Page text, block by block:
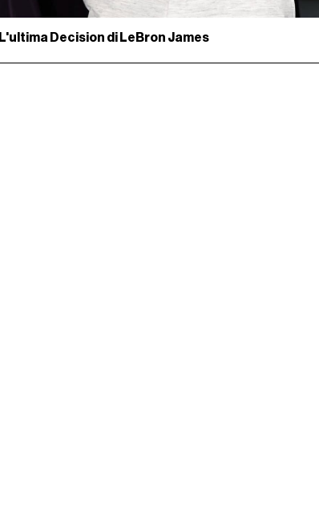
L'ultima Decision di LeBron James